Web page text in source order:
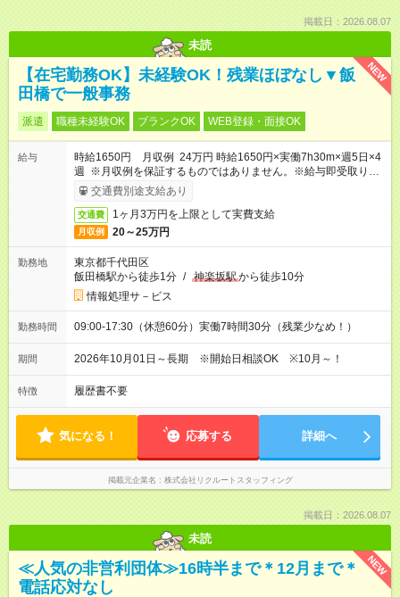
掲載日：2026.08.07
未読
NEW
【在宅勤務OK】未経験OK！残業ほぼなし▼飯
田橋で一般事務
派遣 職種未経験OK ブランクOK WEB登録・面接OK
給与
時給1650円 月収例 24万円 時給1650円×実働7h30m×週5日×4
週 ※月収例を保証するものではありません。※給与即受取りサ
ービス利用可（利用条件有）
交通費別途支給あり
交通費 1ヶ月3万円を上限として実費支給
月収例 20～25万円
勤務地
東京都千代田区
飯田橋駅から徒歩1分 / 神楽坂駅から徒歩10分
情報処理サ－ビス
勤務時間 09:00-17:30（休憩60分）実働7時間30分（残業少なめ！）
期間 2026年10月01日～長期 ※開始日相談OK ※10月～！
特徴 履歴書不要
気になる！ 応募する 詳細へ
掲載元企業名 株式会社リクルートスタッフィング
掲載日：2026.08.07
未読
NEW
≪人気の非営利団体≫16時半まで＊12月まで＊
電話応対なし